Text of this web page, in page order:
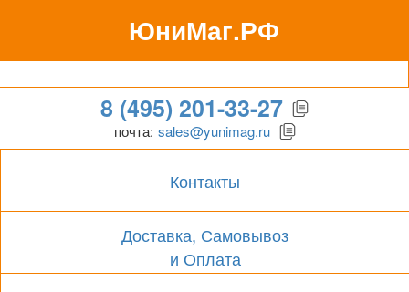
ЮниМаг.РФ
Гипермаркет для бизнеса
8 (495) 201-33-27
почта: sales@yunimag.ru
Контакты
Доставка, Самовывоз
и Оплата